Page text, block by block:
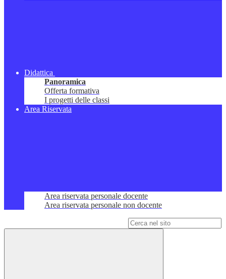
Didattica
Panoramica
Offerta formativa
I progetti delle classi
Area Riservata
Area riservata personale docente
Area riservata personale non docente